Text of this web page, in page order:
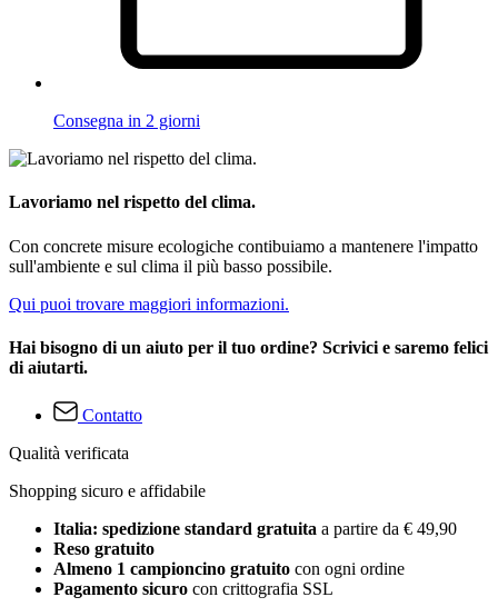
Consegna in 2 giorni
Lavoriamo nel rispetto del clima.
Con concrete misure ecologiche contibuiamo a mantenere l'impatto
sull'ambiente e sul clima il più basso possibile.
Qui puoi trovare maggiori informazioni.
Hai bisogno di un aiuto per il tuo ordine? Scrivici e saremo felici
di aiutarti.
Contatto
Qualità verificata
Shopping sicuro e affidabile
Italia: spedizione standard gratuita a partire da € 49,90
Reso gratuito
Almeno 1 campioncino gratuito con ogni ordine
Pagamento sicuro con crittografia SSL